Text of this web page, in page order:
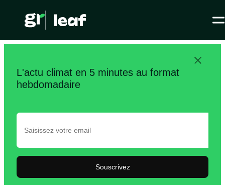
L'actu climat en 5 minutes au format
hebdomadaire
Souscrivez